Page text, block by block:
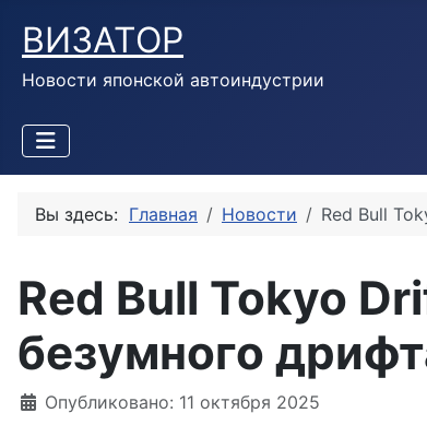
ВИЗАТОР
Новости японской автоиндустрии
Вы здесь: Главная Новости Red Bull
Red Bull Tokyo
безумного
Информация о материале
Опубликовано: 11 октября 2025